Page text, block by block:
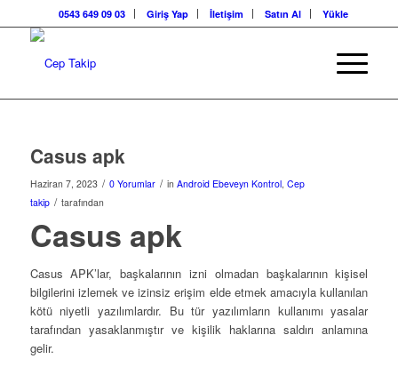
0543 649 09 03 Giriş Yap İletişim Satın Al Yükle
Casus apk
Haziran 7, 2023 / 0 Yorumlar / in Android Ebeveyn Kontrol, Cep
takip / tarafından
Casus apk
Casus APK’lar, başkalarının izni olmadan başkalarının kişisel
bilgilerini izlemek ve izinsiz erişim elde etmek amacıyla kullanılan
kötü niyetli yazılımlardır. Bu tür yazılımların kullanımı yasalar
tarafından yasaklanmıştır ve kişilik haklarına saldırı anlamına
gelir.